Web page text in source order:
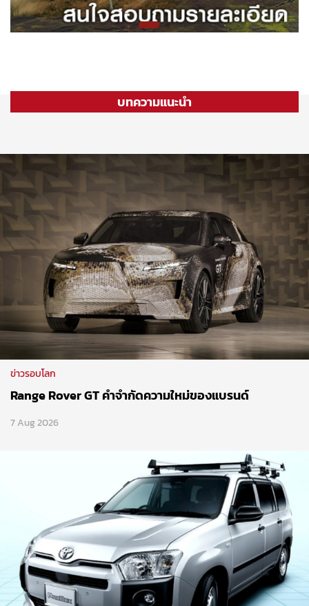
บทความแนะนำ
ข่าวรอบโลก
Range Rover GT คำจำกัดความใหม่ของแบรนด์
7 Aug 2026